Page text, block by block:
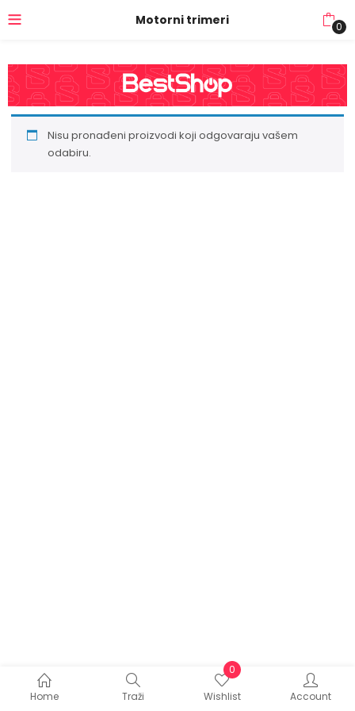
Motorni trimeri 0
Home Traži
0
Wishlist
Account
Nisu pronađeni proizvodi koji odgovaraju vašem
odabiru.